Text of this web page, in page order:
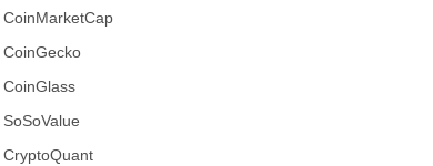
CoinMarketCap
CoinGecko
CoinGlass
SoSoValue
CryptoQuant